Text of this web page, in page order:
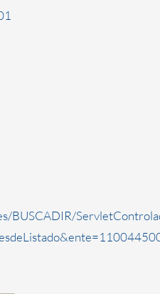
BUSCADIR/